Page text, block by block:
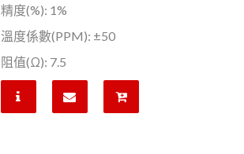
精度(%): 1%
溫度係數(PPM): ±50
阻值(Ω): 7.5